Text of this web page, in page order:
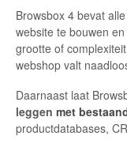
Browsbox 4 bevat
website te bouwen
grootte of
webshop valt
Daarnaast laat
leggen met
productdatabases,